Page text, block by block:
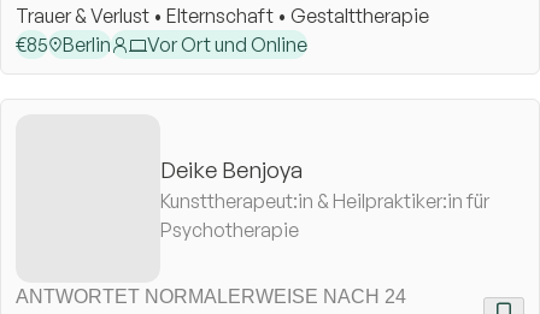
Trauer & Verlust • Elternschaft • Gestalttherapie
€85 Berlin Vor Ort und Online
Deike Benjoya
Kunsttherapeut:in & Heilpraktiker:in für
Psychotherapie
ANTWORTET NORMALERWEISE NACH 24